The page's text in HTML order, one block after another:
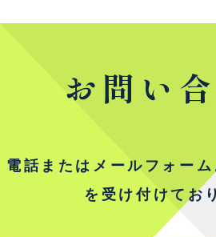
お問い
電話またはメールフォー
を受け付けてお